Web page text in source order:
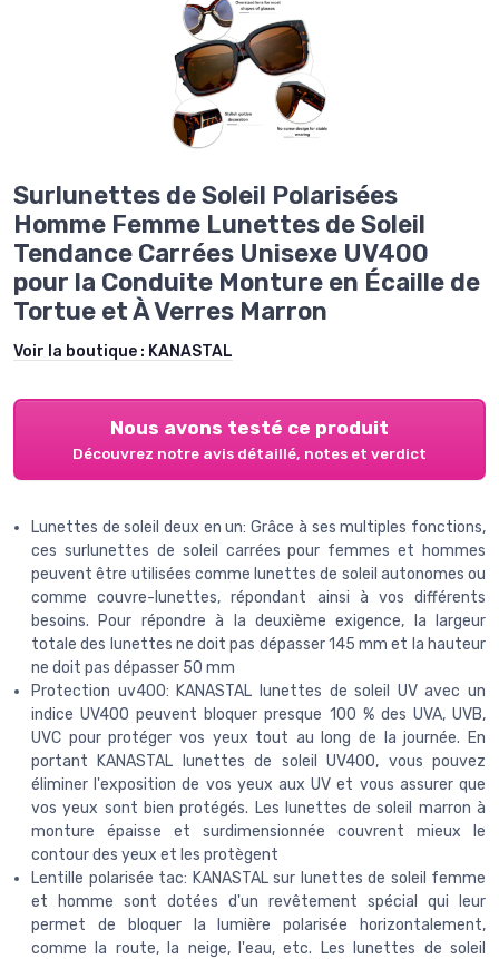
Surlunettes de Soleil Polarisées
Homme Femme Lunettes de Soleil
Tendance Carrées Unisexe UV400
pour la Conduite Monture en Écaille de
Tortue et À Verres Marron
Voir la boutique : KANASTAL
Nous avons testé ce produit
Découvrez notre avis détaillé, notes et verdict
Lunettes de soleil deux en un: Grâce à ses multiples fonctions,
ces surlunettes de soleil carrées pour femmes et hommes
peuvent être utilisées comme lunettes de soleil autonomes ou
comme couvre-lunettes, répondant ainsi à vos différents
besoins. Pour répondre à la deuxième exigence, la largeur
totale des lunettes ne doit pas dépasser 145 mm et la hauteur
ne doit pas dépasser 50 mm
Protection uv400: KANASTAL lunettes de soleil UV avec un
indice UV400 peuvent bloquer presque 100 % des UVA, UVB,
UVC pour protéger vos yeux tout au long de la journée. En
portant KANASTAL lunettes de soleil UV400, vous pouvez
éliminer l'exposition de vos yeux aux UV et vous assurer que
vos yeux sont bien protégés. Les lunettes de soleil marron à
monture épaisse et surdimensionnée couvrent mieux le
contour des yeux et les protègent
Lentille polarisée tac: KANASTAL sur lunettes de soleil femme
et homme sont dotées d'un revêtement spécial qui leur
permet de bloquer la lumière polarisée horizontalement,
comme la route, la neige, l'eau, etc. Les lunettes de soleil